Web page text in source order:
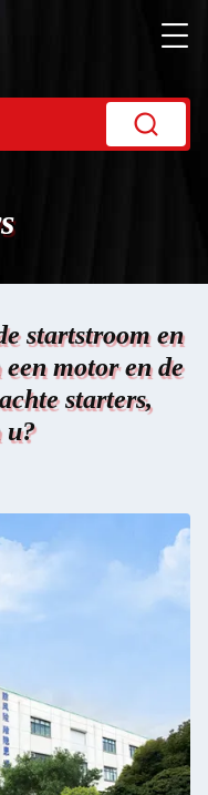
startstroom en
motor en de
starters,
u?